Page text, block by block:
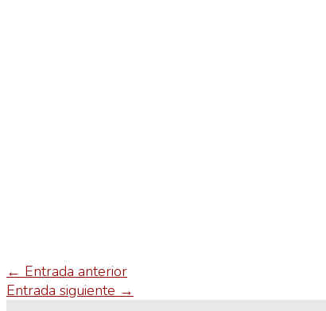
← Entrada anterior
Entrada siguiente →